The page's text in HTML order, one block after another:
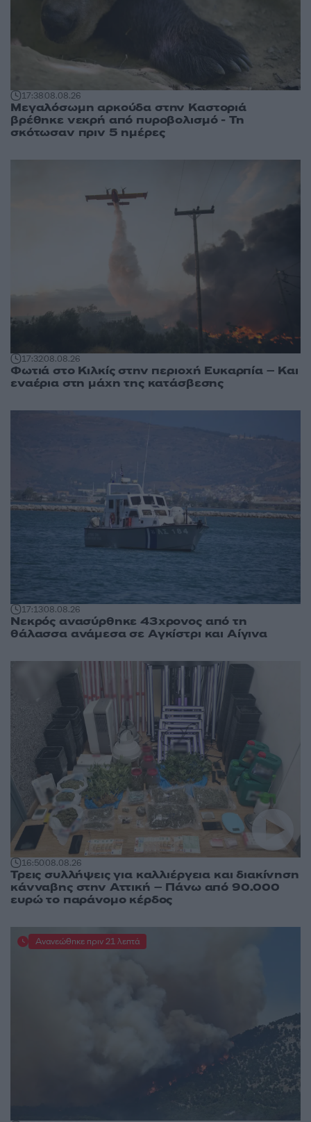
17:3808.08.26
Μεγαλόσωμη αρκούδα στην Καστοριά
βρέθηκε νεκρή από πυροβολισμό - Τη
σκότωσαν πριν 5 ημέρες
17:3208.08.26
Φωτιά στο Κιλκίς στην περιοχή Ευκαρπία – Και
εναέρια στη μάχη της κατάσβεσης
17:1308.08.26
Νεκρός ανασύρθηκε 43χρονος από τη
θάλασσα ανάμεσα σε Αγκίστρι και Αίγινα
16:5008.08.26
Τρεις συλλήψεις για καλλιέργεια και διακίνηση
κάνναβης στην Αττική – Πάνω από 90.000
ευρώ το παράνομο κέρδος
Ανανεώθηκε πριν 21 λεπτά